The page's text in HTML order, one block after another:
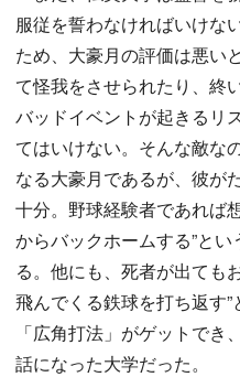
服従を誓わなければいけな
ため、大豪月の評価は悪い
て怪我をさせられたり、終
バッドイベントが起きるリ
てはいけない。そんな敵な
なる大豪月であるが、彼が
十分。野球経験者であれば
からバックホームする”と
る。他にも、死者が出ても
飛んでくる鉄球を打ち返す
「広角打法」がゲットで
話になった大学だった。